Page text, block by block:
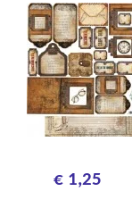
hoofdinhoud
€ 1,25